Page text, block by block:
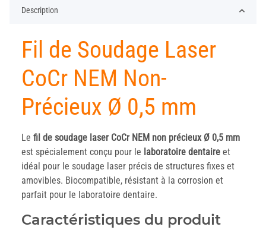
Description
Fil de Soudage Laser
CoCr NEM Non-
Précieux Ø 0,5 mm
Le fil de soudage laser CoCr NEM non précieux Ø 0,5 mm
est spécialement conçu pour le laboratoire dentaire et
idéal pour le soudage laser précis de structures fixes et
amovibles. Biocompatible, résistant à la corrosion et
parfait pour le laboratoire dentaire.
Caractéristiques du produit